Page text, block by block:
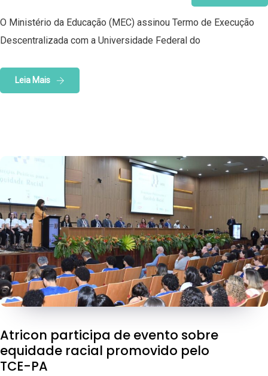
O Ministério da Educação (MEC) assinou Termo de Execução
Descentralizada com a Universidade Federal do
Leia Mais
Atricon participa de evento sobre
equidade racial promovido pelo
TCE-PA